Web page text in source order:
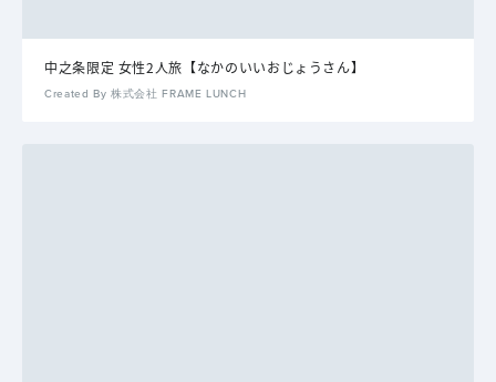
中之条限定 女性2人旅【なかのいいおじょうさん】
Created By 株式会社 FRAME LUNCH